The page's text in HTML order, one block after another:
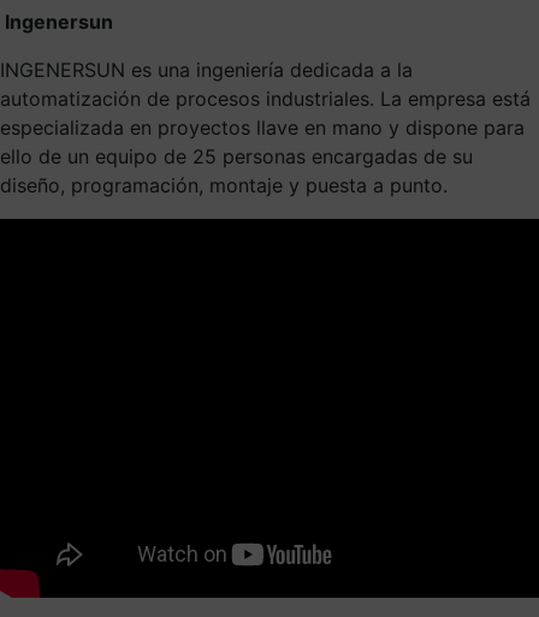
Ingenersun
INGENERSUN es una ingeniería dedicada a la
automatización de procesos industriales. La empresa está
especializada en proyectos llave en mano y dispone para
ello de un equipo de 25 personas encargadas de su
diseño, programación, montaje y puesta a punto.